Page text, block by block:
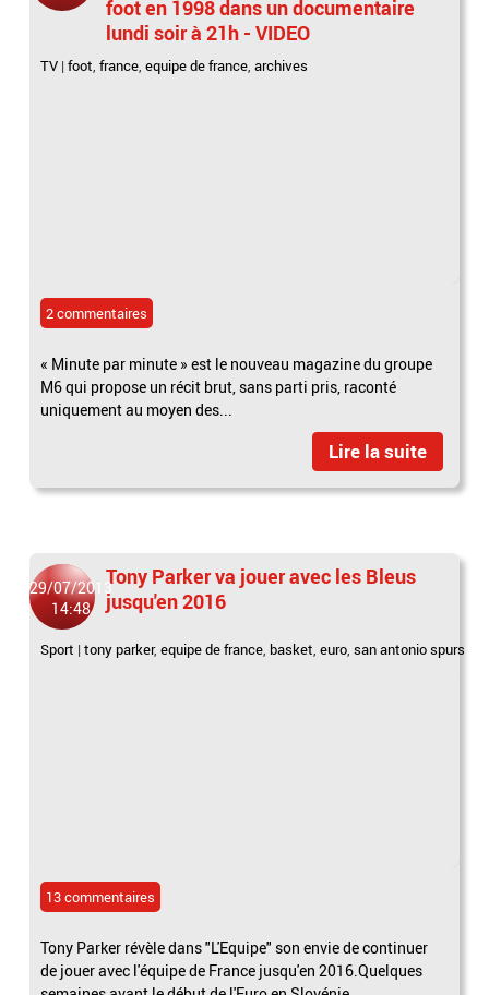
foot en 1998 dans un documentaire
lundi soir à 21h - VIDEO
TV |foot,france,equipe de france,archives
2 commentaires
« Minute par minute » est le nouveau magazine du groupe
M6 qui propose un récit brut, sans parti pris, raconté
uniquement au moyen des...
Lire la suite
29/07/2013
14:48
Tony Parker va jouer avec les Bleus
jusqu'en 2016
Sport |tony parker,equipe de france, basket,euro,san antonio spurs
13 commentaires
Tony Parker révèle dans "L'Equipe" son envie de continuer
de jouer avec l'équipe de France jusqu'en 2016.Quelques